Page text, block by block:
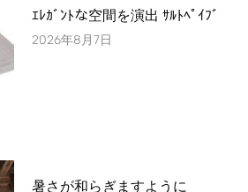
ｴﾚｶﾞﾝﾄな空間を演出 ｻﾙﾄﾍﾟｲﾌﾞ
2026年8月7日
暑さが和らぎますように